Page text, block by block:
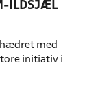
ILDSJÆL
hædret med
initiativ i